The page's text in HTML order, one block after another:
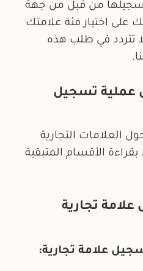
من قبل من جهة
على اختيار فئة علامتك
تتردد في طلب هذه
عملية تسجيل
العلامات التجارية
الأقسام المتبقية
تجارية
علامة تجارية: